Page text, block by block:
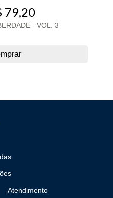
79,20
- VOL. 3
Atendimento